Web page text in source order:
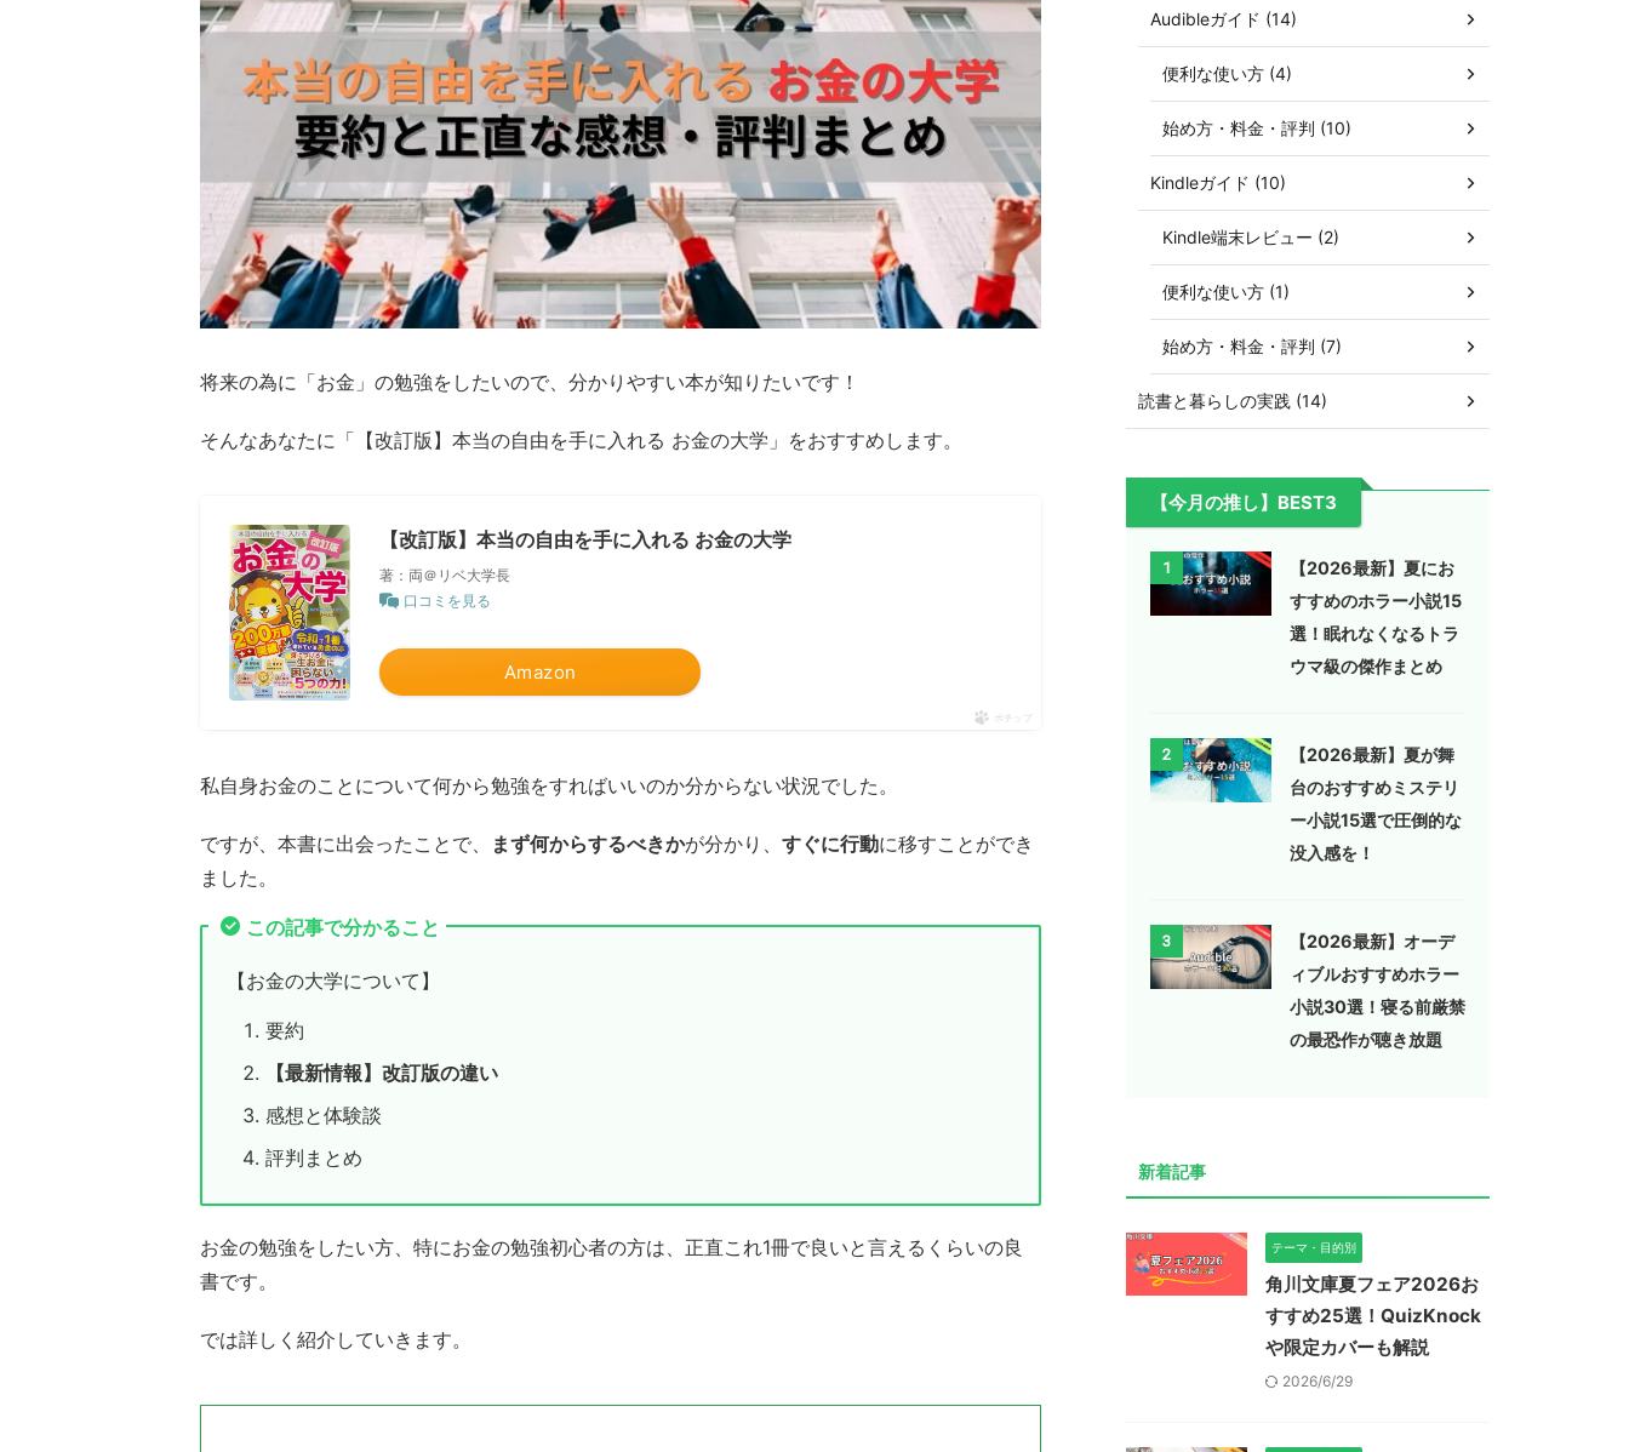
将来の為に「お金」の勉強をしたいので、分かりやすい本が知りたいです！
そんなあなたに「【改訂版】本当の自由を手に入れる お金の大学」をおすすめします。
【改訂版】本当の自由を手に入れる お金の大学
著：両＠リベ大学長
口コミを見る
Amazon
ポチップ
私自身お金のことについて何から勉強をすればいいのか分からない状況でした。
ですが、本書に出会ったことで、 まず何からするべきかが分かり、 すぐに行動に移すことができ
ました。
この記事で分かること
【お金の大学について】
要約
【最新情報】改訂版の違い
感想と体験談
評判まとめ
お金の勉強をしたい方、特にお金の勉強初心者の方は、正直これ1冊で良いと言えるくらいの良
書です。
では詳しく紹介していきます。
Audibleガイド (14)
便利な使い方 (4)
始め方・料金・評判 (10)
Kindleガイド (10)
Kindle端末レビュー (2)
便利な使い方 (1)
始め方・料金・評判 (7)
読書と暮らしの実践 (14)
【今月の推し】BEST3
1
【2026最新】夏にお
すすめのホラー小説15
選！眠れなくなるトラ
ウマ級の傑作まとめ
2
【2026最新】夏が舞
台のおすすめミステリ
ー小説15選で圧倒的な
没入感を！
3
【2026最新】オーデ
ィブルおすすめホラー
小説30選！寝る前厳禁
の最恐作が聴き放題
新着記事
テーマ・目的別
角川文庫夏フェア2026お
すすめ25選！QuizKnock
や限定カバーも解説
2026/6/29